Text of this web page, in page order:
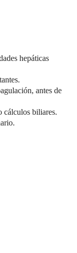
hepáticas
antes de
cálculos biliares.